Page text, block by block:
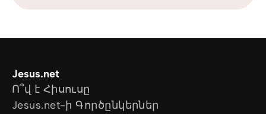
Jesus.net
Ո՞վ է Հիսուսը
Jesus.net-ի Գործընկերներ